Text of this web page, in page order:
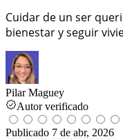
Cuidar de un ser
bienestar y seguir
Pilar Maguey
Autor verificado
Publicado 7 de abr, 2026